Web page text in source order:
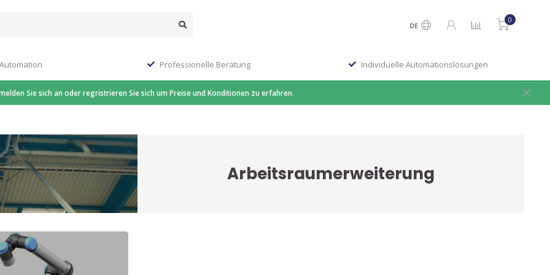
DE
0
Professionelle Beratung Individuelle Automationslösungen
Sie sich an oder regristrieren Sie sich um Preise und Konditionen zu erfahren.
Arbeitsraumerweiterung